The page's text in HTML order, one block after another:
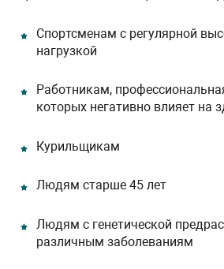
Спортсменам с регулярной
нагрузкой
Работникам,
которых негативно влияет на
Курильщикам
Людям старше 45 лет
Людям с генетической
различным заболеваниям